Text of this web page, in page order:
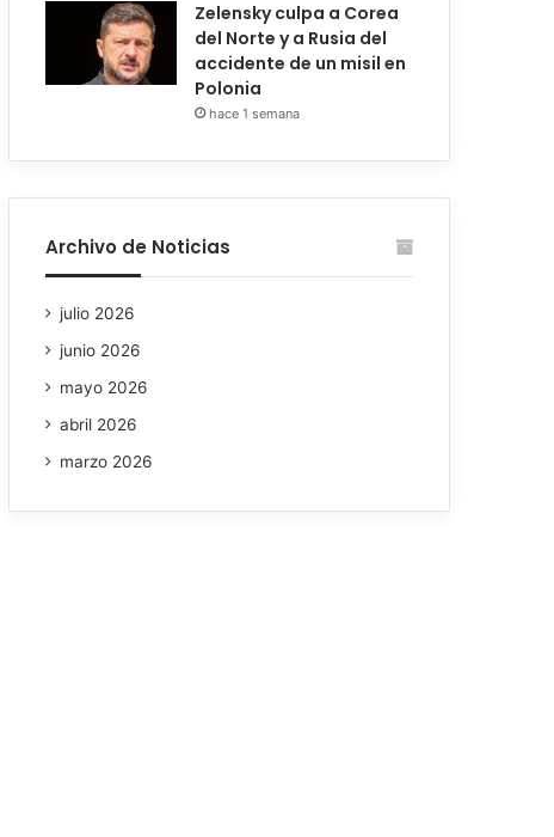
Zelensky culpa a Corea
del Norte y a Rusia del
accidente de un misil en
Polonia
hace 1 semana
Archivo de Noticias
julio 2026
junio 2026
mayo 2026
abril 2026
marzo 2026